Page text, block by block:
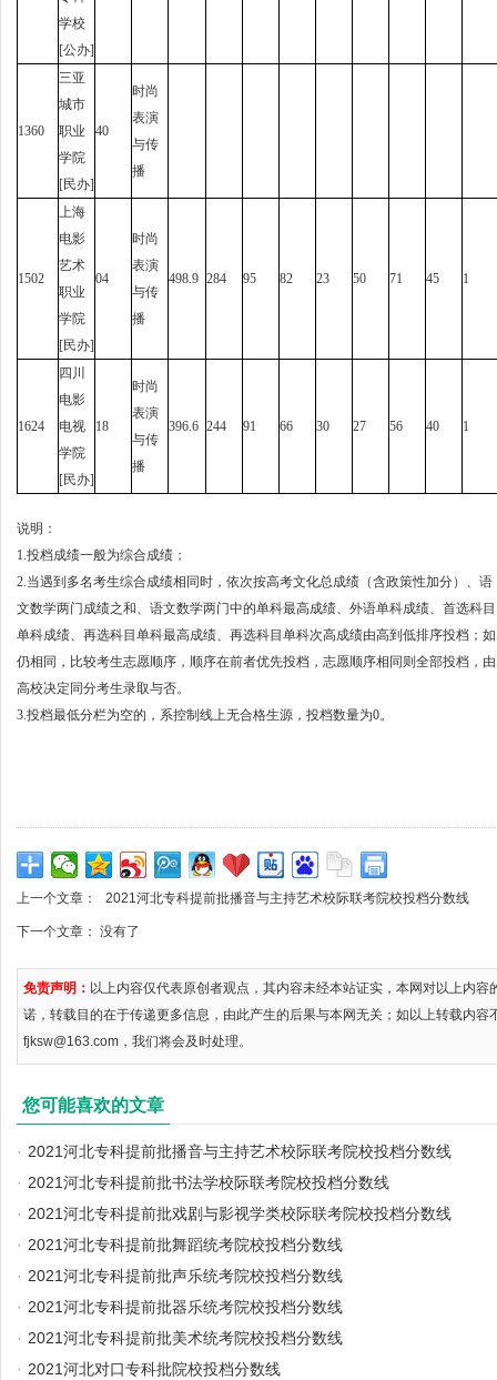
学校
[公办]
1360
三亚
城市
职业
学院
[民办]
40
时尚
表演
与传
播
1502
上海
电影
艺术
职业
学院
[民办]
04
时尚
表演
与传
播
498.9 284 95 82 23 50 71 45 1
1624
四川
电影
电视
学院
[民办]
18
时尚
表演
与传
播
396.6 244 91 66 30 27 56 40 1
说明：
1.投档成绩一般为综合成绩；
2.当遇到多名考生综合成绩相同时，依次按高考文化总成绩（含政策性加分）、语
文数学两门成绩之和、语文数学两门中的单科最高成绩、外语单科成绩、首选科目
单科成绩、再选科目单科最高成绩、再选科目单科次高成绩由高到低排序投档；如
仍相同，比较考生志愿顺序，顺序在前者优先投档，志愿顺序相同则全部投档，由
高校决定同分考生录取与否。
3.投档最低分栏为空的，系控制线上无合格生源，投档数量为0。
上一个文章： 2021河北专科提前批播音与主持艺术校际联考院校投档分数线
下一个文章： 没有了
免责声明： 以上内容仅代表原创者观点，其内容未经本站证实，本网对以上内
诺，转载目的在于传递更多信息，由此产生的后果与本网无关；如以上转载内容
fjksw@163.com，我们将会及时处理。
您可能喜欢的文章
· 2021河北专科提前批播音与主持艺术校际联考院校投档分数线
· 2021河北专科提前批书法学校际联考院校投档分数线
· 2021河北专科提前批戏剧与影视学类校际联考院校投档分数线
· 2021河北专科提前批舞蹈统考院校投档分数线
· 2021河北专科提前批声乐统考院校投档分数线
· 2021河北专科提前批器乐统考院校投档分数线
· 2021河北专科提前批美术统考院校投档分数线
· 2021河北对口专科批院校投档分数线